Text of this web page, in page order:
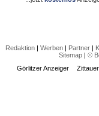
Redaktion| Werben| Partner|
Sitemap| ©
Görlitzer Anzeiger